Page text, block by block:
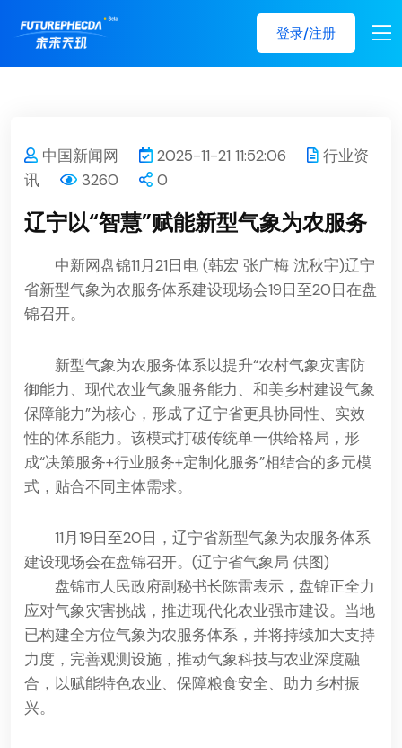
登录/注册
中国新闻网 2025-11-21 11:52:06
行业资
讯
3260 0
辽宁以“智慧”赋能新型气象为农服务
中新网盘锦11月21日电 (韩宏 张广梅 沈秋宇)辽宁
省新型气象为农服务体系建设现场会19日至20日在盘
锦召开。
新型气象为农服务体系以提升“农村气象灾害防
御能力、现代农业气象服务能力、和美乡村建设气象
保障能力”为核心，形成了辽宁省更具协同性、实效
性的体系能力。该模式打破传统单一供给格局，形
成“决策服务+行业服务+定制化服务”相结合的多元模
式，贴合不同主体需求。
11月19日至20日，辽宁省新型气象为农服务体系
建设现场会在盘锦召开。(辽宁省气象局 供图)
盘锦市人民政府副秘书长陈雷表示，盘锦正全力
应对气象灾害挑战，推进现代化农业强市建设。当地
已构建全方位气象为农服务体系，并将持续加大支持
力度，完善观测设施，推动气象科技与农业深度融
合，以赋能特色农业、保障粮食安全、助力乡村振
兴。